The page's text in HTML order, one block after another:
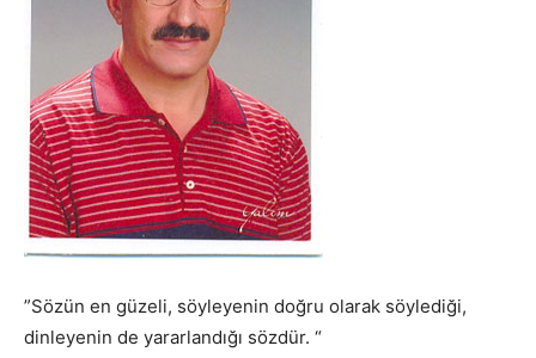
”Sözün en güzeli, söyleyenin doğru olarak söylediği,
dinleyenin de yararlandığı sözdür. “